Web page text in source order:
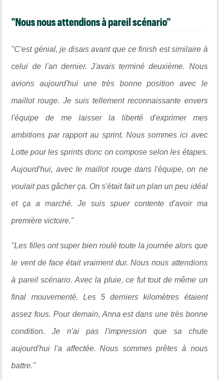
"Nous nous attendions à pareil scénario"
"C'est génial, je disais avant que ce finish est similaire à
celui de l'an dernier. J'avais terminé deuxième. Nous
avions aujourd'hui une très bonne position avec le
maillot rouge. Je suis tellement reconnaissante envers
l'équipe de me laisser la liberté d'exprimer mes
ambitions par rapport au sprint. Nous sommes ici avec
Lotte pour les sprints donc on compose selon les étapes.
Aujourd'hui, avec le maillot rouge dans l'équipe, on ne
voulait pas gâcher ça. On s'était fait un plan un peu idéal
et ça a marché. Je suis spuer contente d'avoir ma
première victoire."
"Les filles ont super bien roulé toute la journée alors que
le vent de face était vraiment dur. Nous nous attendions
à pareil scénario. Avec la pluie, ce fut tout de même un
final mouvementé. Les 5 derniers kilomètres étaient
assez fous. Pour demain, Anna est dans une très bonne
condition. Je n'ai pas l'impression que sa chute
aujourd'hui l'a affectée. Nous sommes prêtes à nous
battre."